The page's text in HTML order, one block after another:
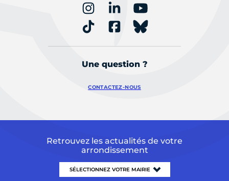
Une question ?
CONTACTEZ-NOUS
Retrouvez les actualités de votre
arrondissement